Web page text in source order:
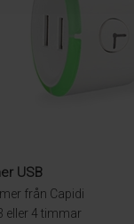
USB
från Capidi
eller 4 timmar